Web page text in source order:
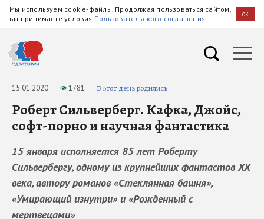
Мы используем cookie-файлы. Продолжая пользоваться сайтом,
вы принимаете условия Пользовательского соглашения OK
15.01.2020 1781 В этот день родились
Роберт Сильверберг. Кафка, Джойс,
софт-порно и научная фантастика
15 января исполняется 85 лет Роберту
Сильвербергу, одному из крупнейших фантастов XX
века, автору романов «Стеклянная башня»,
«Умирающий изнутри» и «Рожденный с
мертвецами»